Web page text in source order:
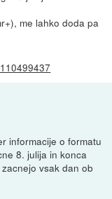
me lahko doda pa
informacije o formatu
8. julija in konca
vsak dan ob